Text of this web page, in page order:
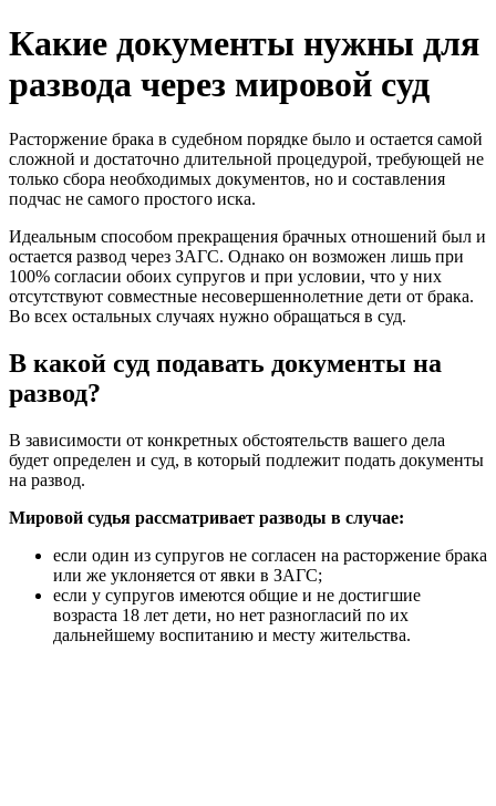
Какие документы нужны для
развода через мировой суд
Расторжение брака в судебном порядке было и остается самой
сложной и достаточно длительной процедурой, требующей не
только сбора необходимых документов, но и составления
подчас не самого простого иска.
Идеальным способом прекращения брачных отношений был и
остается развод через ЗАГС. Однако он возможен лишь при
100% согласии обоих супругов и при условии, что у них
отсутствуют совместные несовершеннолетние дети от брака.
Во всех остальных случаях нужно обращаться в суд.
В какой суд подавать документы на
развод?
В зависимости от конкретных обстоятельств вашего дела
будет определен и суд, в который подлежит подать документы
на развод.
Мировой судья рассматривает разводы в случае:
если один из супругов не согласен на расторжение брака
или же уклоняется от явки в ЗАГС;
если у супругов имеются общие и не достигшие
возраста 18 лет дети, но нет разногласий по их
дальнейшему воспитанию и месту жительства.